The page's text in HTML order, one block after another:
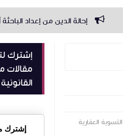
إحالة الدين من إعداد الباحثة أماني
العقارية
إشترك
مقالات
إشترك